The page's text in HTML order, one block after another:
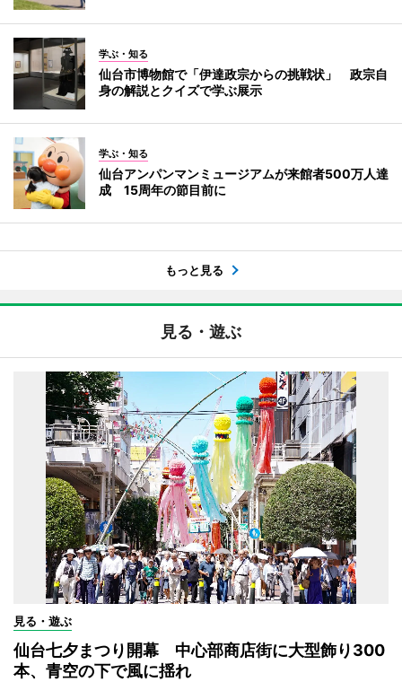
学ぶ・知る
仙台市博物館で「伊達政宗からの挑戦状」 政宗自
身の解説とクイズで学ぶ展示
学ぶ・知る
仙台アンパンマンミュージアムが来館者500万人達
成 15周年の節目前に
もっと見る
見る・遊ぶ
見る・遊ぶ
仙台七夕まつり開幕 中心部商店街に大型飾り300
本、青空の下で風に揺れ